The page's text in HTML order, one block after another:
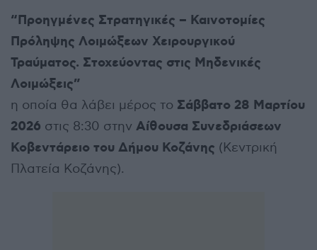
“Προηγμένες Στρατηγικές – Καινοτομίες
Πρόληψης Λοιμώξεων Χειρουργικού
Τραύματος. Στοχεύοντας στις Μηδενικές
Λοιμώξεις”
η οποία θα λάβει μέρος το Σάββατο 28 Μαρτίου
2026 στις 8:30 στην Αίθουσα Συνεδριάσεων
Κοβεντάρειο του Δήμου Κοζάνης (Κεντρική
Πλατεία Κοζάνης).